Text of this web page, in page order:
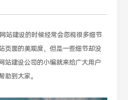
建设的时候经常会忽视很多细节
页面的美观度，但是一些细节却没
站建设公司的小编就来给广大用户
助到大家。